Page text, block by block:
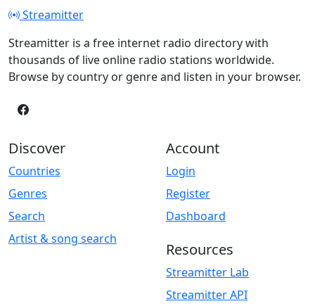
Streamitter
Streamitter is a free internet radio directory with
thousands of live online radio stations worldwide.
Browse by country or genre and listen in your browser.
Discover
Countries
Genres
Search
Artist & song search
Account
Login
Register
Dashboard
Resources
Streamitter Lab
Streamitter API